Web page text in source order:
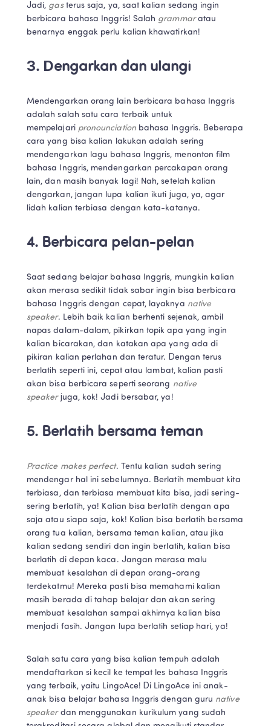
Jadi, gas terus saja, ya, saat kalian sedang ingin
berbicara bahasa Inggris! Salah grammar atau
benarnya enggak perlu kalian khawatirkan!
3. Dengarkan dan ulangi
Mendengarkan orang lain berbicara bahasa Inggris
adalah salah satu cara terbaik untuk
mempelajari pronounciation bahasa Inggris. Beberapa
cara yang bisa kalian lakukan adalah sering
mendengarkan lagu bahasa Inggris, menonton film
bahasa Inggris, mendengarkan percakapan orang
lain, dan masih banyak lagi! Nah, setelah kalian
dengarkan, jangan lupa kalian ikuti juga, ya, agar
lidah kalian terbiasa dengan kata-katanya.
4. Berbicara pelan-pelan
Saat sedang belajar bahasa Inggris, mungkin kalian
akan merasa sedikit tidak sabar ingin bisa berbicara
bahasa Inggris dengan cepat, layaknya native
speaker. Lebih baik kalian berhenti sejenak, ambil
napas dalam-dalam, pikirkan topik apa yang ingin
kalian bicarakan, dan katakan apa yang ada di
pikiran kalian perlahan dan teratur. Dengan terus
berlatih seperti ini, cepat atau lambat, kalian pasti
akan bisa berbicara seperti seorang native
speaker juga, kok! Jadi bersabar, ya!
5. Berlatih bersama teman
Practice makes perfect. Tentu kalian sudah sering
mendengar hal ini sebelumnya. Berlatih membuat kita
terbiasa, dan terbiasa membuat kita bisa, jadi sering-
sering berlatih, ya! Kalian bisa berlatih dengan apa
saja atau siapa saja, kok! Kalian bisa berlatih bersama
orang tua kalian, bersama teman kalian, atau jika
kalian sedang sendiri dan ingin berlatih, kalian bisa
berlatih di depan kaca. Jangan merasa malu
membuat kesalahan di depan orang-orang
terdekatmu! Mereka pasti bisa memahami kalian
masih berada di tahap belajar dan akan sering
membuat kesalahan sampai akhirnya kalian bisa
menjadi fasih. Jangan lupa berlatih setiap hari, ya!
Salah satu cara yang bisa kalian tempuh adalah
mendaftarkan si kecil ke tempat les bahasa Inggris
yang terbaik, yaitu LingoAce! Di LingoAce ini anak-
anak bisa belajar bahasa Inggris dengan guru native
speaker dan menggunakan kurikulum yang sudah